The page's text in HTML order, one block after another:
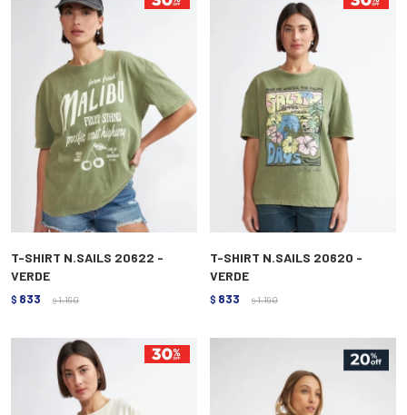
T-SHIRT N.SAILS 20622 -
VERDE
$ 833 $ 1.190
T-SHIRT N.SAILS 20620 -
VERDE
$ 833 $ 1.190